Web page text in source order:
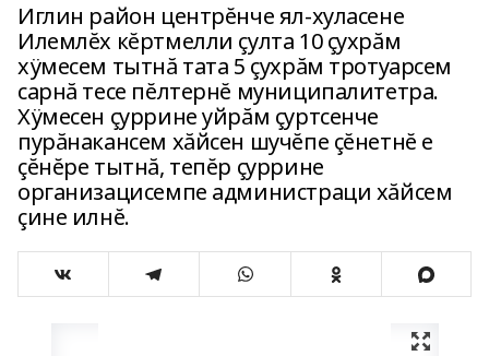
Иглин район центрĕнче ял-хуласене
Илемлĕх кĕртмелли çулта 10 çухрăм
хÿмесем тытнă тата 5 çухрăм тротуарсем
сарнă тесе пĕлтернĕ муниципалитетра.
Хÿмесен çуррине уйрăм çуртсенче
пурăнакансем хăйсен шучĕпе çĕнетнĕ е
çĕнĕре тытнă, тепĕр çуррине
организацисемпе администраци хăйсем
çине илнĕ.